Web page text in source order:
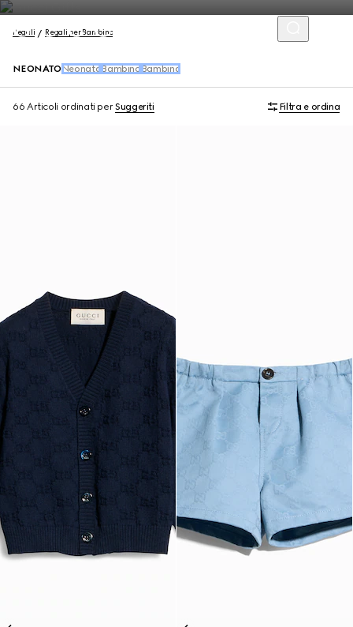
Regali Regali per Bambino
NEONATO Neonata Bambino Bambina
66 Articoli ordinati perSuggeriti Filtra e ordina